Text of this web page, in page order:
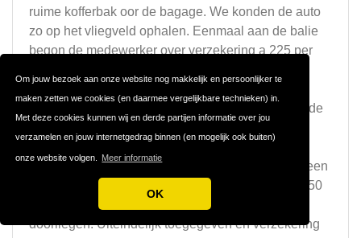
Om jouw bezoek aan onze website nog makkelijk en persoonlijker te
maken zetten we cookies (en daarmee vergelijkbare technieken) in.
Met deze cookies kunnen wij en derde partijen informatie over jou
verzamelen en jouw internetgedrag binnen (en mogelijk ook buiten)
onze website volgen. Meer informatie
OK
ruime kofferbak oor de bagage. We konden de auto
zo op het vliegveld ophalen. Eenmaal aan de balie
begon de medewerker over verzekering a 225 per
zouden nu totaal niet verzekerd zijn. Niet bij schade
schade die we veroorzaken aan andere auto's (geen
WA dekking dus). Nogmaals aangegeven geen 450
euro extra te willen betalen, maar hij bleef stug
doorliegen. Uiteindelijk toegegeven en verzekering